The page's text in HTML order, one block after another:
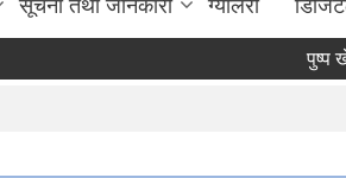
सूचना तथा जानकारी ग्यालरी
पुष्प खेति